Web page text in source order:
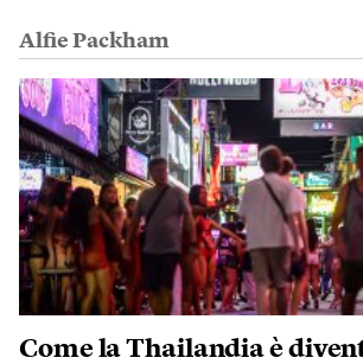
Alfie Packham
Come la Thailandia è